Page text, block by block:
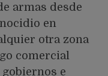
armas desde
en
otra zona
comercial
e